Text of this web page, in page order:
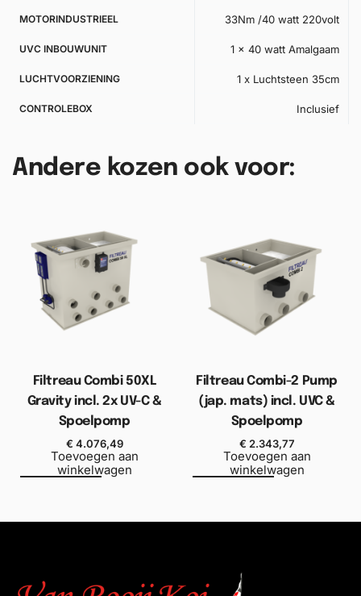
MOTORINDUSTRIEEL 33Nm /40 watt 220volt
UVC INBOUWUNIT 1 x 40 watt Amalgaam
LUCHTVOORZIENING 1 x Luchtsteen 35cm
CONTROLEBOX Inclusief
Andere kozen ook voor:
Filtreau Combi 50XL
Gravity incl. 2x UV-C &
Spoelpomp
€ 4.076,49
Toevoegen aan
winkelwagen
Filtreau Combi-2 Pump
(jap. mats) incl. UVC &
Spoelpomp
€ 2.343,77
Toevoegen aan
winkelwagen